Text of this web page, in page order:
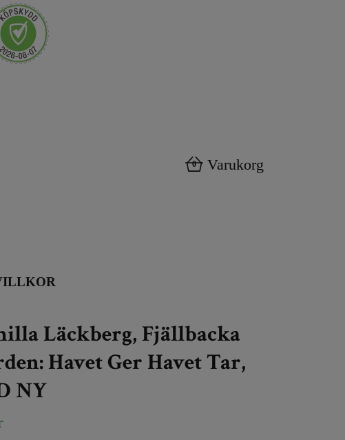
0 Varukorg
Läckberg, Fjällbacka
Havet Ger Havet Tar,
NY